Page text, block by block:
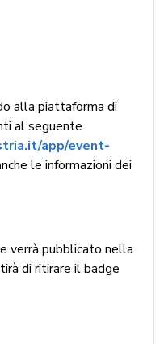
alla piattaforma di
al seguente
app/event-
le informazioni dei
verrà pubblicato nella
di ritirare il badge